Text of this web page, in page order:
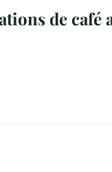
de café